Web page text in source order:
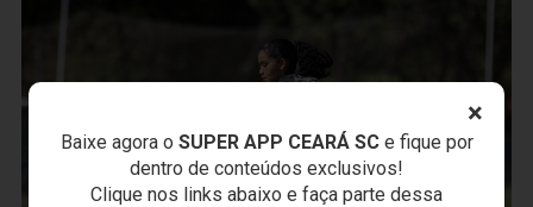
×
Baixe agora o SUPER APP CEARÁ SCe fique por
dentro de conteúdos exclusivos!
Clique nos links abaixo e faça parte dessa